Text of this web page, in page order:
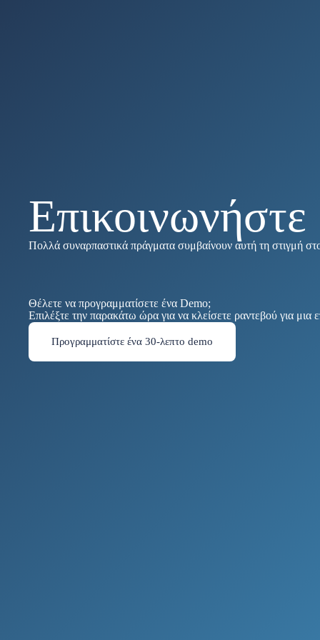
Επικοινωνήστε
Πολλά συναρπαστικά πράγματα συμβαίνουν αυτή τη στιγμή
Θέλετε να προγραμματίσετε ένα Demo;
Επιλέξτε την παρακάτω ώρα για να κλείσετε ραντεβού για μια
Προγραμματίστε ένα 30-λεπτο demo